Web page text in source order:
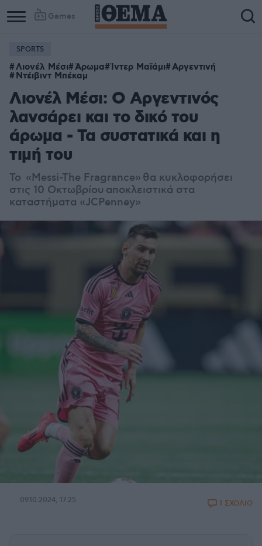
Games
SPORTS
Λιονέλ Μέσι Άρωμα Ίντερ Μαϊάμι Αργεντινή
Ντέιβιντ Μπέκαμ
Λιονέλ Μέσι: Ο Αργεντινός
λανσάρει και το δικό του
άρωμα - Τα συστατικά και η
τιμή του
Το «Messi-The Fragrance» θα κυκλοφορήσει
στις 10 Οκτωβρίου αποκλειστικά στα
καταστήματα «JCPenney»
09.10.2024, 17:25 1 ΣΧΟΛΙΟ